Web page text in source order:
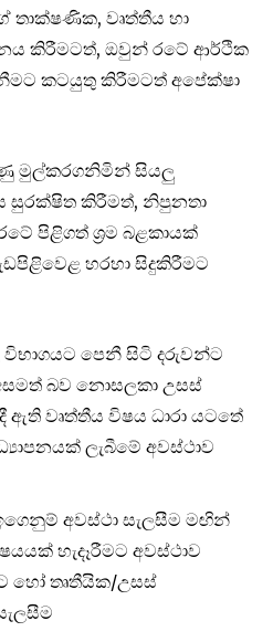
වෘත්තීය හා
කිරීමටත්, ඔවුන් රටේ ආර්ථික
කටයුතු කිරීමටත් අපේක්ෂා
මුල්කරගනිමින් සියලු
සුරක්ෂිත කිරීමත්, නිපුනතා
පිළිගත් ශ්‍රම බළකායක්
හරහා සිදුකිරීමට
විභාගයට පෙනී සිටි දරුවන්ට
බව නොසලකා ‍උසස්
ඇති වෘත්තීය විෂය ධාරා යටතේ
ලැබීමේ අවස්ථාව
අවස්ථා සැලසීම මඟින්
හැදෑරීමට අවස්ථාව
හෝ තෘතීයික/උසස්